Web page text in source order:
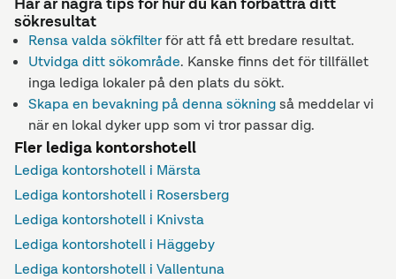
sökresultat
Rensa valda sökfilterför att få ett bredare resultat.
Utvidga ditt sökområde. Kanske finns det för tillfället
inga lediga lokaler på den plats du sökt.
Skapa en bevakning på denna sökningså meddelar vi
när en lokal dyker upp som vi tror passar dig.
Fler lediga kontorshotell
Lediga kontorshotell i Märsta
Lediga kontorshotell i Rosersberg
Lediga kontorshotell i Knivsta
Lediga kontorshotell i Häggeby
Lediga kontorshotell i Vallentuna